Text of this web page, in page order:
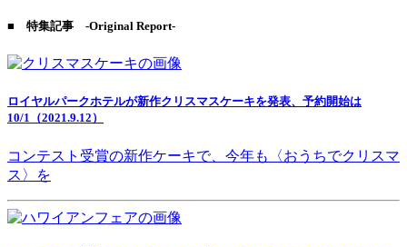
■ 特集記事 -Original Report-
ロイヤルパークホテルが新作クリスマスケーキを発表、予約開始は
10/1（2021.9.12）
コンテスト受賞の新作ケーキで、今年も〈おうちでクリスマ
ス〉を